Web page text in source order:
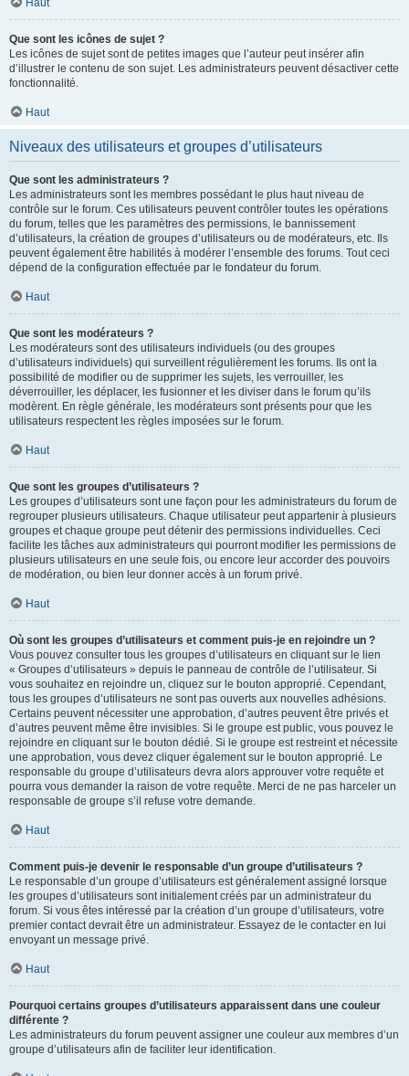
Haut
Que sont les icônes de sujet ?
Les icônes de sujet sont de petites images que l’auteur peut insérer afin
d’illustrer le contenu de son sujet. Les administrateurs peuvent désactiver cette
fonctionnalité.
Haut
Niveaux des utilisateurs et groupes d’utilisateurs
Que sont les administrateurs ?
Les administrateurs sont les membres possédant le plus haut niveau de
contrôle sur le forum. Ces utilisateurs peuvent contrôler toutes les opérations
du forum, telles que les paramètres des permissions, le bannissement
d’utilisateurs, la création de groupes d’utilisateurs ou de modérateurs, etc. Ils
peuvent également être habilités à modérer l’ensemble des forums. Tout ceci
dépend de la configuration effectuée par le fondateur du forum.
Haut
Que sont les modérateurs ?
Les modérateurs sont des utilisateurs individuels (ou des groupes
d’utilisateurs individuels) qui surveillent régulièrement les forums. Ils ont la
possibilité de modifier ou de supprimer les sujets, les verrouiller, les
déverrouiller, les déplacer, les fusionner et les diviser dans le forum qu’ils
modèrent. En règle générale, les modérateurs sont présents pour que les
utilisateurs respectent les règles imposées sur le forum.
Haut
Que sont les groupes d’utilisateurs ?
Les groupes d’utilisateurs sont une façon pour les administrateurs du forum de
regrouper plusieurs utilisateurs. Chaque utilisateur peut appartenir à plusieurs
groupes et chaque groupe peut détenir des permissions individuelles. Ceci
facilite les tâches aux administrateurs qui pourront modifier les permissions de
plusieurs utilisateurs en une seule fois, ou encore leur accorder des pouvoirs
de modération, ou bien leur donner accès à un forum privé.
Haut
Où sont les groupes d’utilisateurs et comment puis-je en rejoindre un ?
Vous pouvez consulter tous les groupes d’utilisateurs en cliquant sur le lien
« Groupes d’utilisateurs » depuis le panneau de contrôle de l’utilisateur. Si
vous souhaitez en rejoindre un, cliquez sur le bouton approprié. Cependant,
tous les groupes d’utilisateurs ne sont pas ouverts aux nouvelles adhésions.
Certains peuvent nécessiter une approbation, d’autres peuvent être privés et
d’autres peuvent même être invisibles. Si le groupe est public, vous pouvez le
rejoindre en cliquant sur le bouton dédié. Si le groupe est restreint et nécessite
une approbation, vous devez cliquer également sur le bouton approprié. Le
responsable du groupe d’utilisateurs devra alors approuver votre requête et
pourra vous demander la raison de votre requête. Merci de ne pas harceler un
responsable de groupe s’il refuse votre demande.
Haut
Comment puis-je devenir le responsable d’un groupe d’utilisateurs ?
Le responsable d’un groupe d’utilisateurs est généralement assigné lorsque
les groupes d’utilisateurs sont initialement créés par un administrateur du
forum. Si vous êtes intéressé par la création d’un groupe d’utilisateurs, votre
premier contact devrait être un administrateur. Essayez de le contacter en lui
envoyant un message privé.
Haut
Pourquoi certains groupes d’utilisateurs apparaissent dans une couleur
différente ?
Les administrateurs du forum peuvent assigner une couleur aux membres d’un
groupe d’utilisateurs afin de faciliter leur identification.